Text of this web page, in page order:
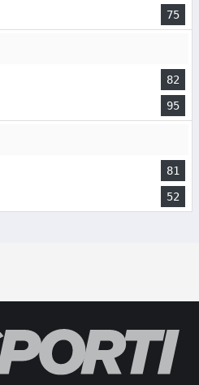
75
82
95
81
52